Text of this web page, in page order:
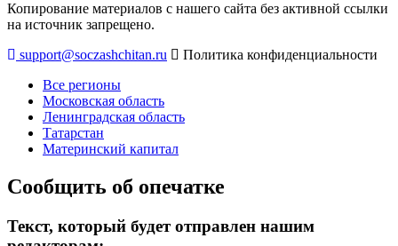
Копирование материалов с нашего сайта без активной ссылки
на источник запрещено.
support@soczashchitan.ru
Политика конфиденциальности
Все регионы
Московская область
Ленинградская область
Татарстан
Материнский капитал
Сообщить об опечатке
Текст, который будет отправлен нашим